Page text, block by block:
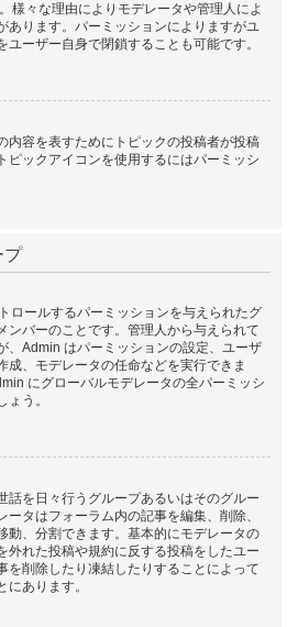
様々な理由によりモデレータや管理人によ
あります。パーミッションによりますがユ
ーザー自身で閉鎖することも可能です。
内容を表すためにトピックの投稿者が投稿
ピックアイコンを使用するにはパーミッシ
プ
ロールするパーミッションを与えられたグ
ンバーのことです。管理人から与えられて
、Admin はパーミッションの設定、ユーザ
成、モデレータの任命などを実行できま
にグローバルモデレータの全パーミッシ
ょう。
話を日々行うグループあるいはそのグルー
タはフォーラム内の記事を編集、削除、
動、分割できます。基本的にモデレータの
外れた投稿や規約に反する投稿をしたユー
を削除したり凍結したりすることによって
あります。